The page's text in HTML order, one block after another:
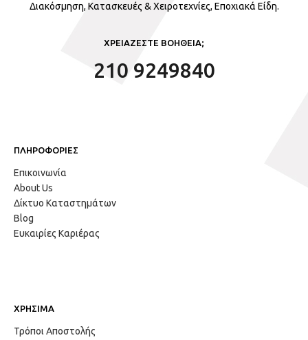
Διακόσμηση, Κατασκευές & Χειροτεχνίες, Εποχιακά Είδη.
ΧΡΕΙΑΖΕΣΤΕ ΒΟΗΘΕΙΑ;
210 9249840
ΠΛΗΡΟΦΟΡΙΕΣ
Επικοινωνία
About Us
Δίκτυο Καταστημάτων
Blog
Ευκαιρίες Καριέρας
ΧΡΗΣΙΜΑ
Τρόποι Αποστολής